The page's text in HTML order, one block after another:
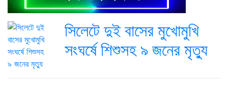
সিলেটে দুই বাসের মুখোমুখি
সংঘর্ষে শিশুসহ ৯ জনের মৃত্যু